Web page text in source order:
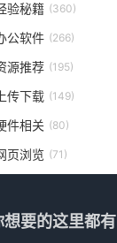
验秘籍 (360)
公软件 (266)
源推荐 (195)
上传下载 (149)
件相关 (80)
页浏览 (71)
想要的这里都有